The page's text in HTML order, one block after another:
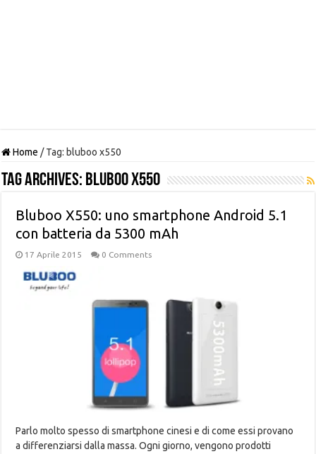
Home / Tag: bluboo x550
Tag Archives: bluboo x550
Bluboo X550: uno smartphone Android 5.1
con batteria da 5300 mAh
17 Aprile 2015 0 Comments
Parlo molto spesso di smartphone cinesi e di come essi provano
a differenziarsi dalla massa. Ogni giorno, vengono prodotti